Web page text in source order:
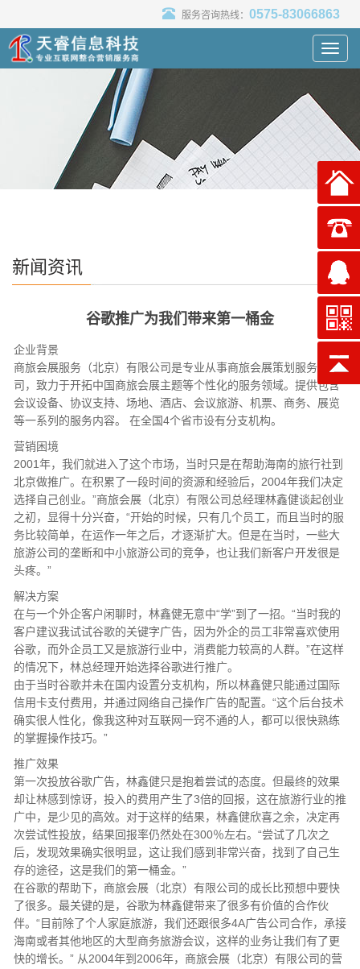
服务咨询热线： 0575-83066863
新闻资讯
谷歌推广为我们带来第一桶金
企业背景
商旅会展服务（北京）有限公司是专业从事商旅会展策划服务的公
司，致力于开拓中国商旅会展主题等个性化的服务领域。提供包含
会议设备、协议支持、场地、酒店、会议旅游、机票、商务、展览
等一系列的服务内容。 在全国4个省市设有分支机构。
营销困境
2001年，我们就进入了这个市场，当时只是在帮助海南的旅行社到
北京做推广。在积累了一段时间的资源和经验后，2004年我们决定
选择自己创业。”商旅会展（北京）有限公司总经理林鑫健谈起创业
之初，显得十分兴奋，“开始的时候，只有几个员工，而且当时的服
务比较简单，在运作一年之后，才逐渐扩大。但是在当时，一些大
旅游公司的垄断和中小旅游公司的竞争，也让我们新客户开发很是
头疼。”
解决方案
在与一个外企客户闲聊时，林鑫健无意中“学”到了一招。“当时我的
客户建议我试试谷歌的关键字广告，因为外企的员工非常喜欢使用
谷歌，而外企员工又是旅游行业中，消费能力较高的人群。”在这样
的情况下，林总经理开始选择谷歌进行推广。
由于当时谷歌并未在国内设置分支机构，所以林鑫健只能通过国际
信用卡支付费用，并通过网络自己操作广告的配置。“这个后台技术
确实很人性化，像我这种对互联网一窍不通的人，都可以很快熟练
的掌握操作技巧。”
推广效果
第一次投放谷歌广告，林鑫健只是抱着尝试的态度。但最终的效果
却让林感到惊讶，投入的费用产生了3倍的回报，这在旅游行业的推
广中，是少见的高效。对于这样的结果，林鑫健欣喜之余，决定再
次尝试性投放，结果回报率仍然处在300％左右。“尝试了几次之
后，发现效果确实很明显，这让我们感到非常兴奋，找到了自己生
存的途径，这是我们的第一桶金。”
在谷歌的帮助下，商旅会展（北京）有限公司的成长比预想中要快
了很多。最关键的是，谷歌为林鑫健带来了很多有价值的合作伙
伴。“目前除了个人家庭旅游，我们还跟很多4A广告公司合作，承接
海南或者其他地区的大型商务旅游会议，这样的业务让我们有了更
快的增长。” 从2004年到2006年，商旅会展（北京）有限公司的营